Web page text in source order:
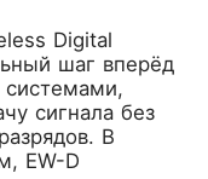
Digital
шаг вперёд
сигнала без
В
EW-D